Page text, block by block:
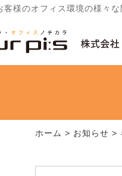
客様のオフィス環境の様々
ホーム > お知らせ >